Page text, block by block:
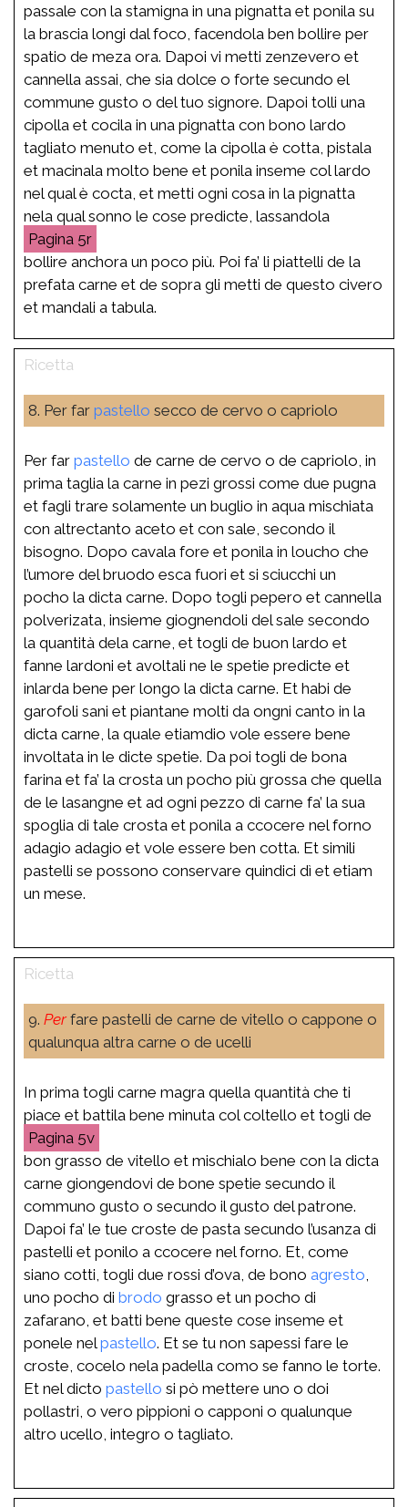
passale con la stamigna in una pignatta et ponila su
la brascia longi dal foco, facendola ben bollire per
spatio de meza ora. Dapoi vi metti zenzevero et
cannella assai, che sia dolce o forte secundo el
commune gusto o del tuo signore. Dapoi tolli una
cipolla et cocila in una pignatta con bono lardo
tagliato menuto et, come la cipolla è cotta, pistala
et macinala molto bene et ponila inseme col lardo
nel qual è cocta, et metti ogni cosa in la pignatta
nela qual sonno le cose predicte, lassandola
5r
bollire anchora un poco più. Poi fa’ li piattelli de la
prefata carne et de sopra gli metti de questo civero
et mandali a tabula.
8. Per far pastello secco de cervo o capriolo
Per far pastello de carne de cervo o de capriolo, in
prima taglia la carne in pezi grossi come due pugna
et fagli trare solamente un buglio in aqua mischiata
con altrectanto aceto et con sale, secondo il
bisogno. Dopo cavala fore et ponila in loucho che
l’umore del bruodo esca fuori et si sciucchi un
pocho la dicta carne. Dopo togli pepero et cannella
polverizata, insieme giognendoli del sale secondo
la quantità dela carne, et togli de buon lardo et
fanne lardoni et avoltali ne le spetie predicte et
inlarda bene per longo la dicta carne. Et habi de
garofoli sani et piantane molti da ongni canto in la
dicta carne, la quale etiamdio vole essere bene
involtata in le dicte spetie. Da poi togli de bona
farina et fa’ la crosta un pocho più grossa che quella
de le lasangne et ad ogni pezzo di carne fa’ la sua
spoglia di tale crosta et ponila a ccocere nel forno
adagio adagio et vole essere ben cotta. Et simili
pastelli se possono conservare quindici dì et etiam
un mese.
9. Perfare pastelli de carne de vitello o cappone o
qualunqua altra carne o de ucelli
In prima togli carne magra quella quantità che ti
piace et battila bene minuta col coltello et togli de
5v
bon grasso de vitello et mischialo bene con la dicta
carne giongendovi de bone spetie secundo il
communo gusto o secundo il gusto del patrone.
Dapoi fa’ le tue croste de pasta secundo l’usanza di
pastelli et ponilo a ccocere nel forno. Et, come
siano cotti, togli due rossi d’ova, de bono agresto
uno pocho di brodo grasso et un pocho di
zafarano, et batti bene queste cose inseme et
ponele nelpastello. Et se tu non sapessi fare le
croste, cocelo nela padella como se fanno le torte.
Et nel dicto pastello si pò mettere uno o doi
pollastri, o vero pippioni o capponi o qualunque
altro ucello, integro o tagliato.